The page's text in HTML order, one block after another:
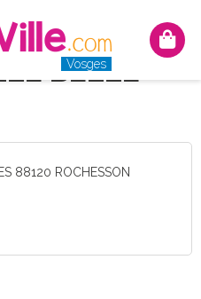
Vosges
Mon
BELLE
88120 ROCHESSON